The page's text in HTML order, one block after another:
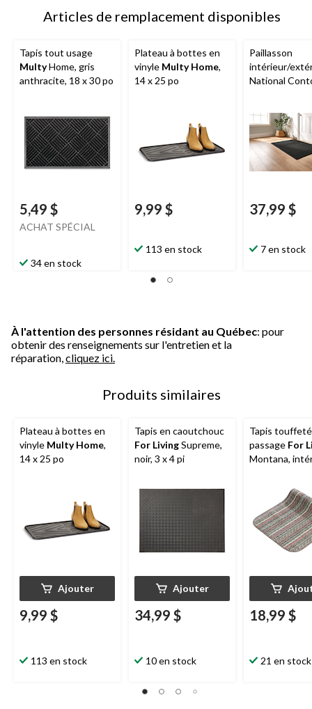
Articles de remplacement disponibles
Tapis tout usage
MultyHome, gris
anthracite, 18 x 30 po
5,49 $
ACHAT SPÉCIAL
34 en stock
Plateau à bottes en
vinyle Multy Home,
14 x 25 po
9,99 $
113 en stock
Paillasson
intérieur/
National
37,99 $
7 en stock
À l'attention des personnes résidant au Québec: pour
obtenir des renseignements sur l'entretien et la
réparation, cliquez ici.
Produits similaires
Plateau à bottes en
vinyle Multy Home,
14 x 25 po
Ajouter
9,99 $
113 en stock
Tapis en caoutchouc
For LivingSupreme,
noir, 3 x 4 pi
Ajouter
34,99 $
10 en stock
Tapis
passage For
Montana,
18,99 $
21 en stock